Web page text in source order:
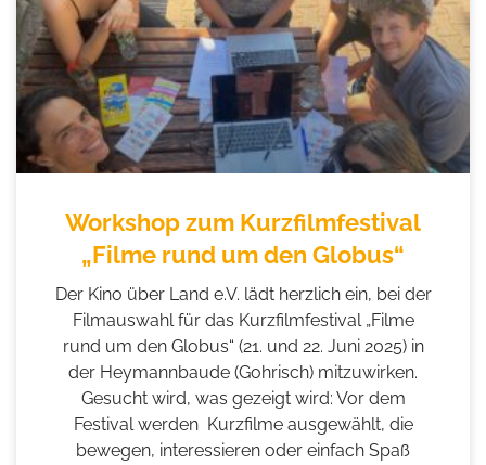
Workshop zum Kurzfilmfestival
„Filme rund um den Globus“
Der Kino über Land e.V. lädt herzlich ein, bei der
Filmauswahl für das Kurzfilmfestival „Filme
rund um den Globus“ (21. und 22. Juni 2025) in
der Heymannbaude (Gohrisch) mitzuwirken.
Gesucht wird, was gezeigt wird: Vor dem
Festival werden Kurzfilme ausgewählt, die
bewegen, interessieren oder einfach Spaß